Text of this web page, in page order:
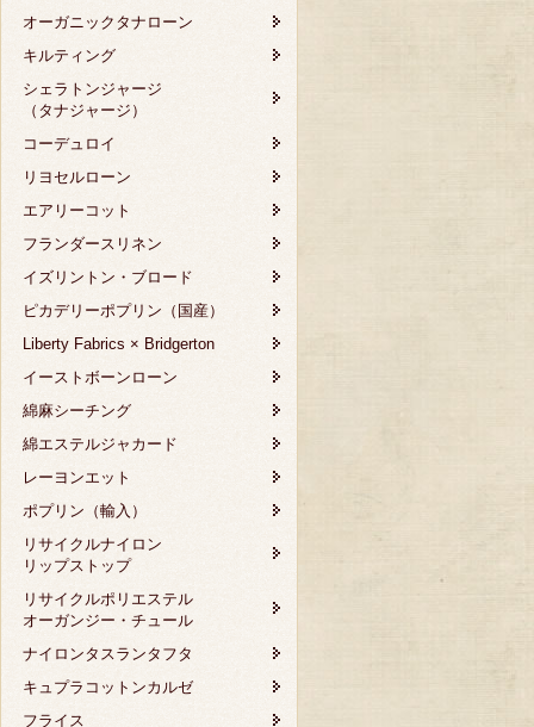
オーガニックタナローン
キルティング
シェラトンジャージ
（タナジャージ）
コーデュロイ
リヨセルローン
エアリーコット
フランダースリネン
イズリントン・ブロード
ピカデリーポプリン（国産）
Liberty Fabrics × Bridgerton
イーストボーンローン
綿麻シーチング
綿エステルジャカード
レーヨンエット
ポプリン（輸入）
リサイクルナイロン
リップストップ
リサイクルポリエステル
オーガンジー・チュール
ナイロンタスランタフタ
キュプラコットンカルゼ
フライス